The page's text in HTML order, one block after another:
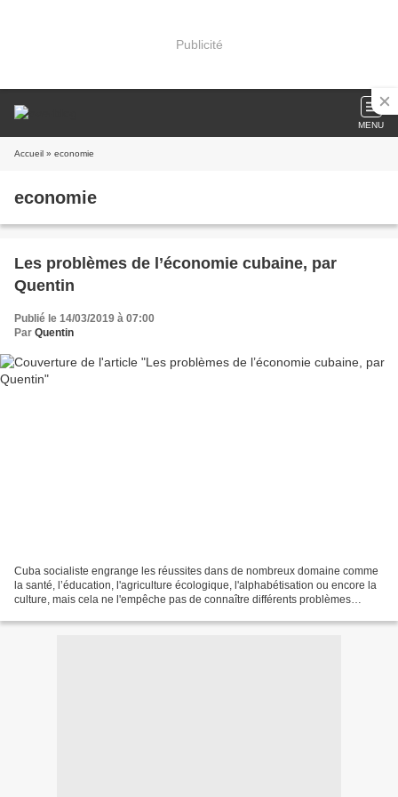
Publicité
MENU
Accueil » economie
economie
Les problèmes de l’économie cubaine, par
Quentin
Publié le 14/03/2019 à 07:00
Par Quentin
Cuba socialiste engrange les réussites dans de nombreux domaine comme
la santé, l’éducation, l'agriculture écologique, l'alphabétisation ou encore la
culture, mais cela ne l'empêche pas de connaître différents problèmes